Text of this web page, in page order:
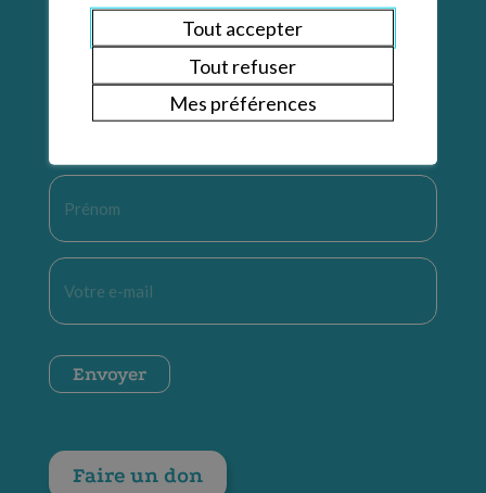
Restons en contact
Prénom
E-
mail
CAPTCHA
Envoyer
Faire un don
Tout accepter
Tout refuser
Mes préférences